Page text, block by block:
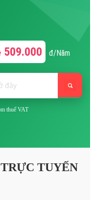
509.000 đ/Năm
thuế VAT
TUYẾN